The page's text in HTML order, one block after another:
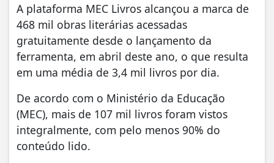
A plataforma MEC Livros alcançou a marca de
468 mil obras literárias acessadas
gratuitamente desde o lançamento da
ferramenta, em abril deste ano, o que resulta
em uma média de 3,4 mil livros por dia.
De acordo com o Ministério da Educação
(MEC), mais de 107 mil livros foram vistos
integralmente, com pelo menos 90% do
conteúdo lido.